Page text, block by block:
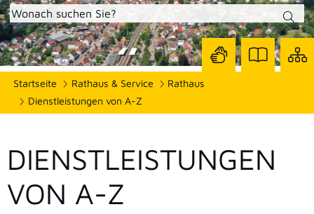
Startseite Rathaus & Service
Rathaus
Dienstleistungen von A-Z
Seite
DIENSTLEISTUNGEN
VON A-Z